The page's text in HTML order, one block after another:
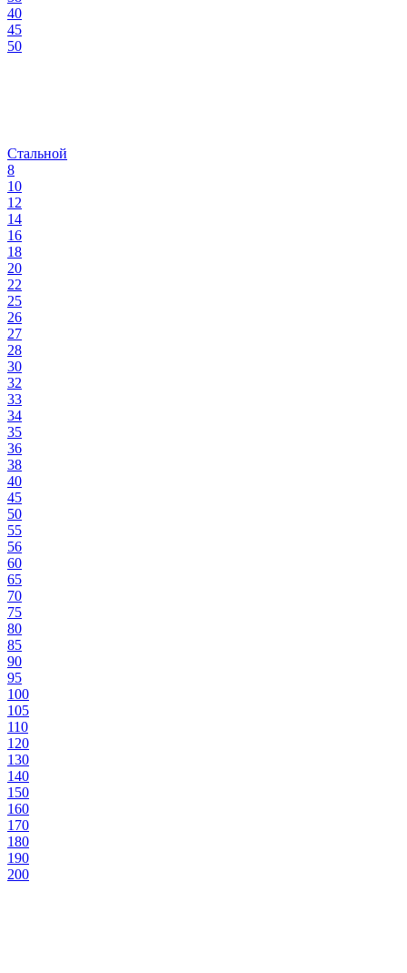
40
45
50
Стальной
8
10
12
14
16
18
20
22
25
26
27
28
30
32
33
34
35
36
38
40
45
50
55
56
60
65
70
75
80
85
90
95
100
105
110
120
130
140
150
160
170
180
190
200